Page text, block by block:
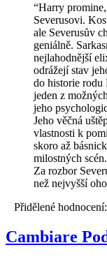
“Harry
Severusovi.
ale Severusův
geniálně.
nejlahodnější
odrážejí stav
do historie rodu
jeden z
jeho
Jeho věčná
vlastnosti k
skoro až
milostných
Za rozbor
než nejvyšší
Přidělené
Cambiare